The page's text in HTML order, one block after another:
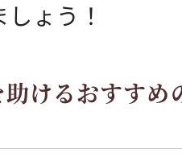
ょう！
けるおすすめ